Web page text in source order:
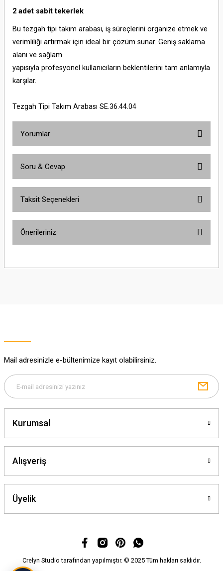
2 adet sabit tekerlek
Bu tezgah tipi takım arabası, iş süreçlerini organize etmek ve
verimliliği artırmak için ideal bir çözüm sunar. Geniş saklama
alanı ve sağlam
yapısıyla profesyonel kullanıcıların beklentilerini tam anlamıyla
karşılar.
Tezgah Tipi Takım Arabası SE.36.44.04
Yorumlar
Soru & Cevap
Taksit Seçenekleri
Önerileriniz
yetersiz gördüğünüz noktaları öneri formunu kullanarak tarafımıza
Bu ürüne benzer farklı alternatifler olmalı.
Mail adresinizle e-bültenimize kayıt olabilirsiniz.
Kurumsal
Alışveriş
Üyelik
Crelyn Studio tarafından yapılmıştır. © 2025 Tüm hakları saklıdır.